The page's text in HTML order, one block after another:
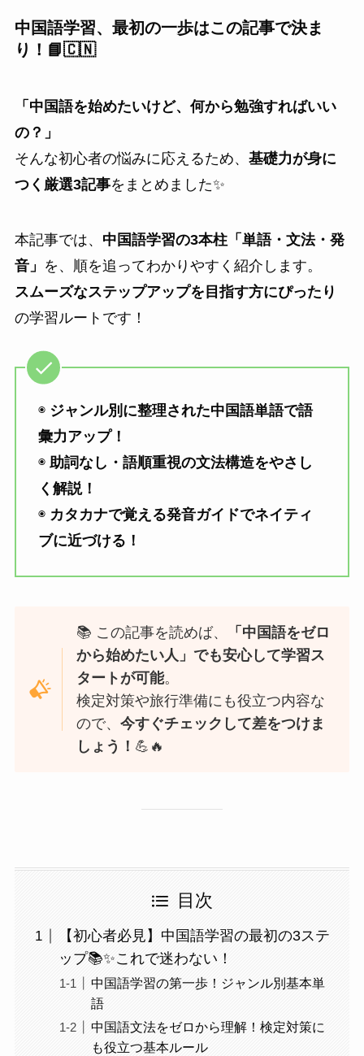
中国語学習、最初の一歩はこの記事で決ま
り！📘🇨🇳
「中国語を始めたいけど、何から勉強すればいい
の？」
そんな初心者の悩みに応えるため、 基礎力が身に
つく厳選3記事をまとめました✨
本記事では、 中国語学習の3本柱「単語・文法・発
音」 を、順を追ってわかりやすく紹介します。
スムーズなステップアップを目指す方にぴったり
の学習ルートです！
◉ ジャンル別に整理された中国語単語で語
彙力アップ！
◉ 助詞なし・語順重視の文法構造をやさし
く解説！
◉ カタカナで覚える発音ガイドでネイティ
ブに近づける！
📚 この記事を読めば、
「中国語をゼロ
から始めたい人」でも安心して学習ス
タートが可能。
検定対策や旅行準備にも役立つ内容な
ので、今すぐチェックして差をつけま
しょう！ 💪🔥
目次
【初心者必見】中国語学習の最初の3ステ
ップ📚✨これで迷わない！
中国語学習の第一歩！ジャンル別基本単
語
中国語文法をゼロから理解！検定対策に
も役立つ基本ルール